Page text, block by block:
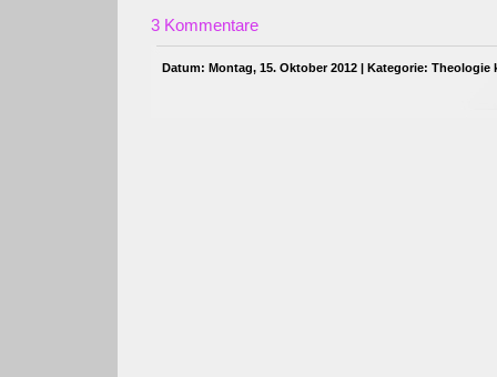
3 Kommentare
Datum: Montag, 15. Oktober 2012 | Kategorie: Theologie